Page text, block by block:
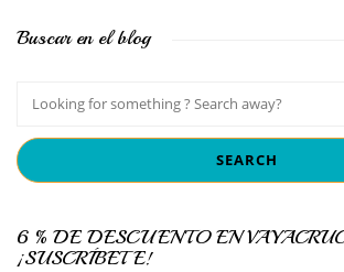
Buscar en el blog
6 % DE DESCUENTO EN
¡SUSCRÍBETE!